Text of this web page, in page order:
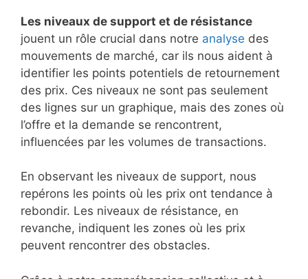
Les niveaux de support et de résistance
jouent un rôle crucial dans notre analyse des
mouvements de marché, car ils nous aident à
identifier les points potentiels de retournement
des prix. Ces niveaux ne sont pas seulement
des lignes sur un graphique, mais des zones où
l’offre et la demande se rencontrent,
influencées par les volumes de transactions.
En observant les niveaux de support, nous
repérons les points où les prix ont tendance à
rebondir. Les niveaux de résistance, en
revanche, indiquent les zones où les prix
peuvent rencontrer des obstacles.